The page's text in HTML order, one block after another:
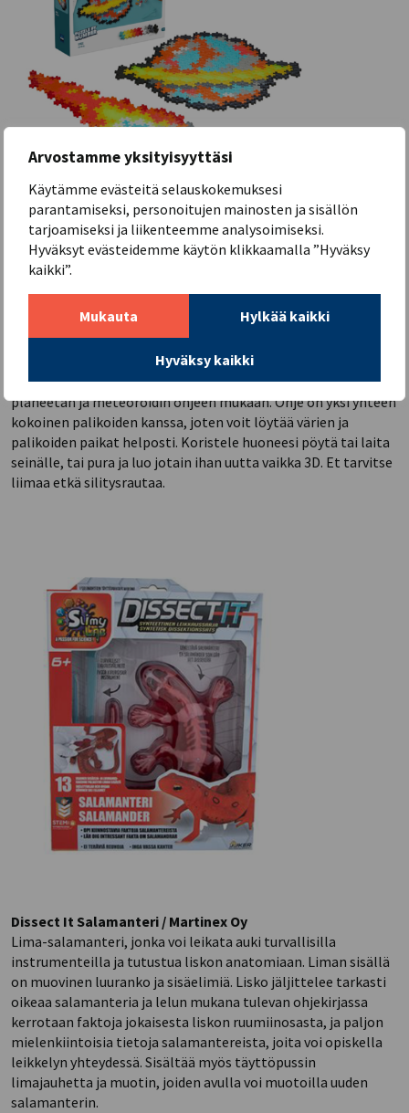
Arvostamme yksityisyyttäsi
Käytämme evästeitä selauskokemuksesi
parantamiseksi, personoitujen mainosten ja sisällön
tarjoamiseksi ja liikenteemme analysoimiseksi.
Hyväksyt evästeidemme käytön klikkaamalla ”Hyväksy
kaikki”.
Mukauta Hylkää kaikki
Hyväksy kaikki
Vuoden Lelu 2022 FINALISTI
Plus-Plus Puzzle By Number Space 500pcs / Plus-Plus A/S
Plus-Plus Puzzle by Numbers yhdistää hauskasti leikin ja
oppimisen. Taiteellinen väritä numeroin yhdistettynä
palapelien maailmaan luo uniikin luovan kokemuksen. Space
avaruussetin mukana tulee 500 palaa, joista voit luoda 2D
planeetan ja meteoroidin ohjeen mukaan. Ohje on yksi yhteen
kokoinen palikoiden kanssa, joten voit löytää värien ja
palikoiden paikat helposti. Koristele huoneesi pöytä tai laita
seinälle, tai pura ja luo jotain ihan uutta vaikka 3D. Et tarvitse
liimaa etkä silitysrautaa.
Dissect It Salamanteri / Martinex Oy
Lima-salamanteri, jonka voi leikata auki turvallisilla
instrumenteilla ja tutustua liskon anatomiaan. Liman sisällä
on muovinen luuranko ja sisäelimiä. Lisko jäljittelee tarkasti
oikeaa salamanteria ja lelun mukana tulevan ohjekirjassa
kerrotaan faktoja jokaisesta liskon ruumiinosasta, ja paljon
mielenkiintoisia tietoja salamantereista, joita voi opiskella
leikkelyn yhteydessä. Sisältää myös täyttöpussin
limajauhetta ja muotin, joiden avulla voi muotoilla uuden
salamanterin.